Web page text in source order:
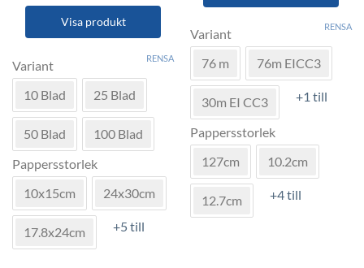
till
3,499 kr
Visa produkt
här
produkten
har
flera
varianter.
De
olika
kan
väljas
på
produktsidan
Variant
10 Blad
25 Blad
50 Blad
100 Blad
Pappersstorlek
10x15cm
24x30cm
17.8x24cm +5 till
RENSA
här
produkten
har
flera
varianter.
De
olika
kan
väljas
på
produktsidan
Variant
76 m
76m EICC3
30m EI CC3 +1 till
Pappersstorlek
127cm
10.2cm
12.7cm +4 till
RENSA